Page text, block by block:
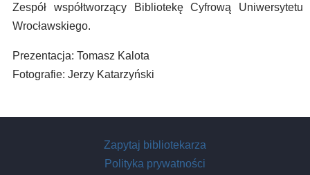
Zespół współtworzący Bibliotekę Cyfrową Uniwersytetu
Wrocławskiego.
Prezentacja: Tomasz Kalota
Fotografie: Jerzy Katarzyński
Zapytaj bibliotekarza
Polityka prywatności